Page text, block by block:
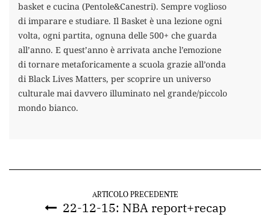
basket e cucina (Pentole&Canestri). Sempre voglioso
di imparare e studiare. Il Basket è una lezione ogni
volta, ogni partita, ognuna delle 500+ che guarda
all’anno. E quest’anno è arrivata anche l’emozione
di tornare metaforicamente a scuola grazie all’onda
di Black Lives Matters, per scoprire un universo
culturale mai davvero illuminato nel grande/piccolo
mondo bianco.
ARTICOLO PRECEDENTE
22-12-15: NBA report+recap